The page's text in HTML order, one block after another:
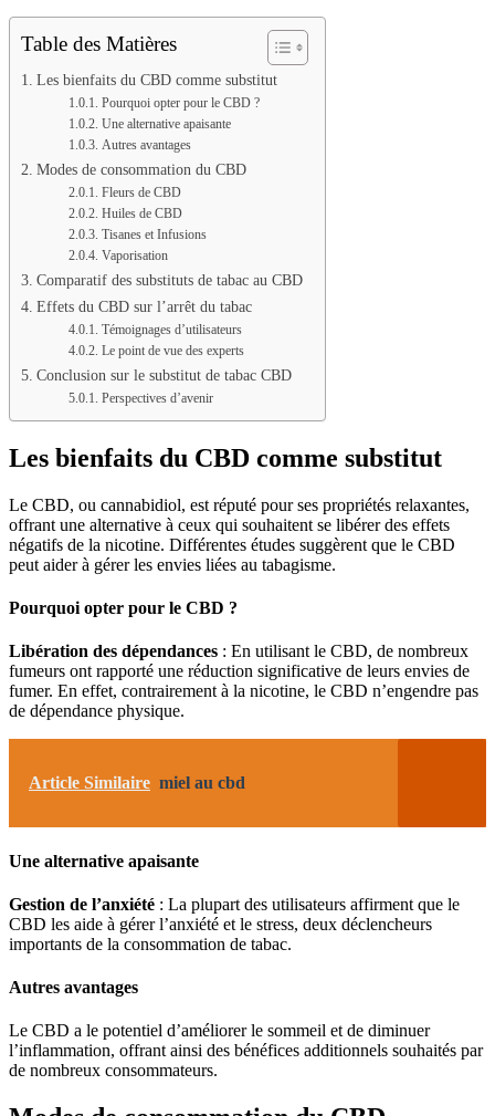
Table des Matières
Les bienfaits du CBD comme substitut
Pourquoi opter pour le CBD ?
Une alternative apaisante
Autres avantages
Modes de consommation du CBD
Fleurs de CBD
Huiles de CBD
Tisanes et Infusions
Vaporisation
Comparatif des substituts de tabac au CBD
Effets du CBD sur l’arrêt du tabac
Témoignages d’utilisateurs
Le point de vue des experts
Conclusion sur le substitut de tabac CBD
Perspectives d’avenir
Les bienfaits du CBD comme substitut
Le CBD, ou cannabidiol, est réputé pour ses propriétés relaxantes,
offrant une alternative à ceux qui souhaitent se libérer des effets
négatifs de la nicotine. Différentes études suggèrent que le CBD
peut aider à gérer les envies liées au tabagisme.
Pourquoi opter pour le CBD ?
Libération des dépendances : En utilisant le CBD, de nombreux
fumeurs ont rapporté une réduction significative de leurs envies de
fumer. En effet, contrairement à la nicotine, le CBD n’engendre pas
de dépendance physique.
Article Similaire miel au cbd
Une alternative apaisante
Gestion de l’anxiété : La plupart des utilisateurs affirment que le
CBD les aide à gérer l’anxiété et le stress, deux déclencheurs
importants de la consommation de tabac.
Autres avantages
Le CBD a le potentiel d’améliorer le sommeil et de diminuer
l’inflammation, offrant ainsi des bénéfices additionnels souhaités par
de nombreux consommateurs.